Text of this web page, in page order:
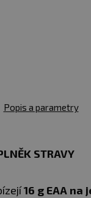
Popis a parametry
STRAVY​
16 g EAA na